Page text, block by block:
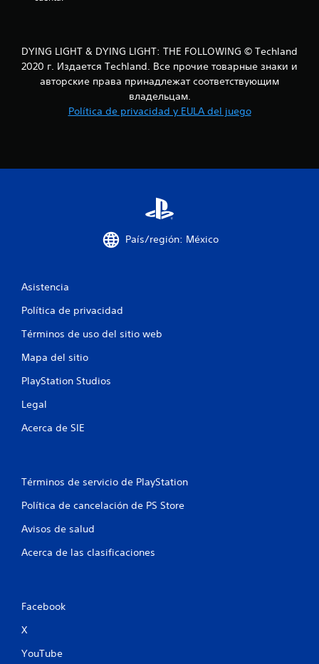
DYING LIGHT & DYING LIGHT: THE FOLLOWING © Techland
2020 г. Издается Techland. Все прочие товарные знаки и
авторские права принадлежат соответствующим
владельцам.
Política de privacidad y EULA del juego
País/región: México
Asistencia
Política de privacidad
Términos de uso del sitio web
Mapa del sitio
PlayStation Studios
Legal
Acerca de SIE
Términos de servicio de PlayStation
Política de cancelación de PS Store
Avisos de salud
Acerca de las clasificaciones
Facebook
X
YouTube